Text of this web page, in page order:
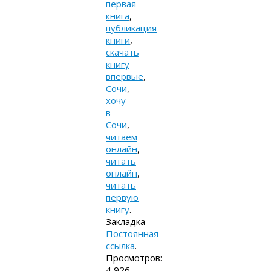
первая
книга,
публикация
книги,
скачать
книгу
впервые,
Сочи,
хочу
в
Сочи,
читаем
онлайн,
читать
онлайн,
читать
первую
книгу.
Закладка
Постоянная
ссылка.
Просмотров: